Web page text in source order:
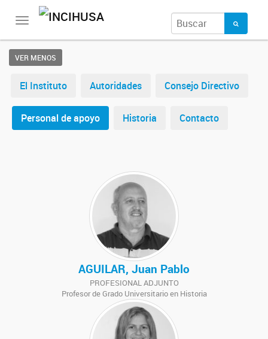
Toggle
VER MENOS
El Instituto Autoridades Consejo Directivo
Personal de apoyo Historia Contacto
AGUILAR, Juan Pablo
PROFESIONAL ADJUNTO
Profesor de Grado Universitario en Historia